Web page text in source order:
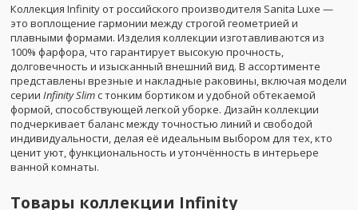
Коллекция Infinity от российского производителя Sanita Luxe —
это воплощение гармонии между строгой геометрией и
плавными формами. Изделия коллекции изготавливаются из
100% фарфора, что гарантирует высокую прочность,
долговечность и изысканный внешний вид. В ассортименте
представлены врезные и накладные раковины, включая модели
серии Infinity Slimс тонким бортиком и удобной обтекаемой
формой, способствующей легкой уборке. Дизайн коллекции
подчеркивает баланс между точностью линий и свободой
индивидуальности, делая её идеальным выбором для тех, кто
ценит уют, функциональность и утончённость в интерьере
ванной комнаты.
Товары коллекции Infinity